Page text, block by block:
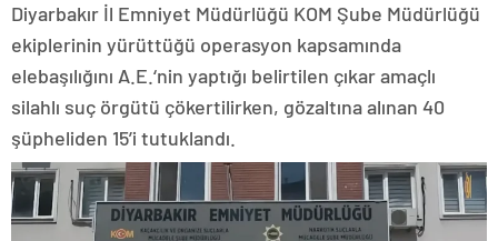
Diyarbakır İl Emniyet Müdürlüğü KOM Şube Müdürlüğü
ekiplerinin yürüttüğü operasyon kapsamında
elebaşılığını A.E.‘nin yaptığı belirtilen çıkar amaçlı
silahlı suç örgütü çökertilirken, gözaltına alınan 40
şüpheliden 15’i tutuklandı.